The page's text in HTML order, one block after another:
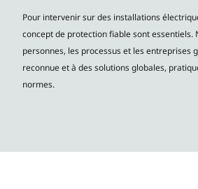
Pour intervenir sur des installations
concept de protection fiable sont essentiels.
personnes, les processus et les entreprises
reconnue et à des solutions globales,
normes.